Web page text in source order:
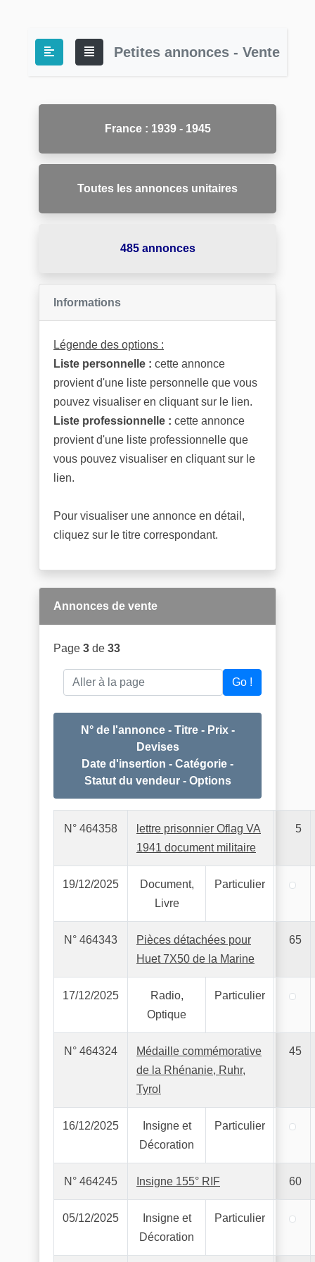
Petites annonces - Vente
France : 1939 - 1945
Toutes les annonces unitaires
485 annonces
Informations
Légende des options :
Liste personnelle : cette annonce
provient d'une liste personnelle que vous
pouvez visualiser en cliquant sur le lien.
Liste professionnelle : cette annonce
provient d'une liste professionnelle que
vous pouvez visualiser en cliquant sur le
lien.
Pour visualiser une annonce en détail,
cliquez sur le titre correspondant.
Annonces de vente
Page 3 de 33
Aller à la page Go !
N° de l'annonce - Titre - Prix -
Devises
Date d'insertion - Catégorie -
Statut du vendeur - Options
N° 464358
lettre prisonnier Oflag VA
1941 document militaire
5
19/12/2025
Document,
Livre
Particulier
N° 464343
Pièces détachées pour
Huet 7X50 de la Marine
65
17/12/2025
Radio,
Optique
Particulier
N° 464324
Médaille commémorative
de la Rhénanie, Ruhr,
Tyrol
45
16/12/2025
Insigne et
Décoration
Particulier
N° 464245 Insigne 155° RIF 60
05/12/2025
Insigne et
Décoration
Particulier